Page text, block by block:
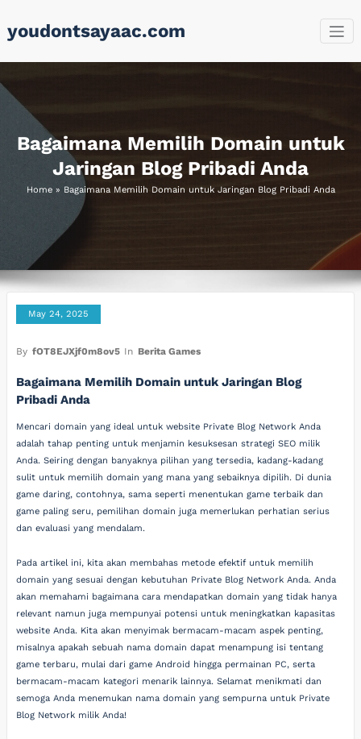
to
content
youdontsayaac.com
Bagaimana Memilih Domain untuk
Jaringan Blog Pribadi Anda
Home» Bagaimana Memilih Domain untuk Jaringan Blog Pribadi Anda
May 24, 2025
By fOT8EJXjf0m8ov5 In Berita Games
Bagaimana Memilih Domain untuk Jaringan Blog
Pribadi Anda
Mencari domain yang ideal untuk website Private Blog Network Anda
adalah tahap penting untuk menjamin kesuksesan strategi SEO milik
Anda. Seiring dengan banyaknya pilihan yang tersedia, kadang-kadang
sulit untuk memilih domain yang mana yang sebaiknya dipilih. Di dunia
game daring, contohnya, sama seperti menentukan game terbaik dan
game paling seru, pemilihan domain juga memerlukan perhatian serius
dan evaluasi yang mendalam.
Pada artikel ini, kita akan membahas metode efektif untuk memilih
domain yang sesuai dengan kebutuhan Private Blog Network Anda. Anda
akan memahami bagaimana cara mendapatkan domain yang tidak hanya
relevant namun juga mempunyai potensi untuk meningkatkan kapasitas
website Anda. Kita akan menyimak bermacam-macam aspek penting,
misalnya apakah sebuah nama domain dapat menampung isi tentang
game terbaru, mulai dari game Android hingga permainan PC, serta
bermacam-macam kategori menarik lainnya. Selamat menikmati dan
semoga Anda menemukan nama domain yang sempurna untuk Private
Blog Network milik Anda!